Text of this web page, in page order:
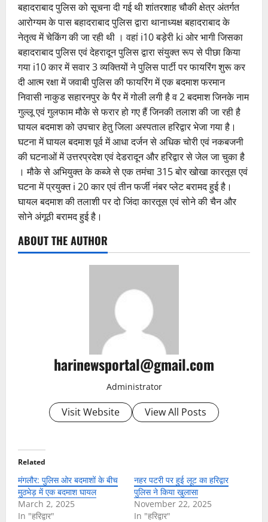
बहादराबाद पुलिस को सूचना दी गई थी शांतरशाह चौकी क्षेत्र अंतर्गत
आरोग्यम के पास बहादराबाद पुलिस द्वारा थानाध्यक्ष बहादराबाद के
नेतृत्व में चेकिंग की जा रही थी । वहां i10 बड़ेरी ki ओर भागी जिसका
बहादराबाद पुलिस एवं देहरादून पुलिस द्वारा संयुक्त रूप से पीछा किया
गया i10 कार में सवार 3 व्यक्तियों ने पुलिस पार्टी पर फायरिंग शुरू कर
दी आत्म रक्षा में जवाबी पुलिस की फायरिंग में एक बदमाश फरमान
निवासी नाकुड सहारनपुर के पैर में गोली लगी है व 2 बदमाश जिनके नाम
गुल्लू एवं गुलफाम मौके से फरार हो गए हैं जिनकी तलाश की जा रही है
घायल बदमाश को उपचार हेतु जिला अस्पताल हरिद्वार भेजा गया है।
घटना में घायल बदमाश पूर्व में आधा दर्जन से अधिक चोरी एवं नकबजनी
की घटनाओं में उत्तरप्रदेश एवं देडरादून और हरिद्वार से जेल जा चुका है
। मौके से अभियुक्त के कब्जे से एक तमंचा 315 बोर खोखा कारतूस एवं
घटना में प्रयुक्त i 20 कार एवं तीन फर्जी नंबर प्लेट बरामद हुई है।
घायल बदमाश की तलाशी पर दो जिंदा कारतूस एवं सोने की चैन और
सोने अंगूठी बरामद हुई है।
ABOUT THE AUTHOR
harinewsportal@gmail.com
Administrator
Visit Website View All Posts
Related
मंगलौर: पुलिस ओर बदमाशों के बीच
मुठभेड़ में एक बदमाश घायल
March 2, 2025
In "हरिद्वार"
नहर पटरी पर हुई लूट का हरिद्वार
पुलिस ने किया खुलासा
November 22, 2025
In "हरिद्वार"